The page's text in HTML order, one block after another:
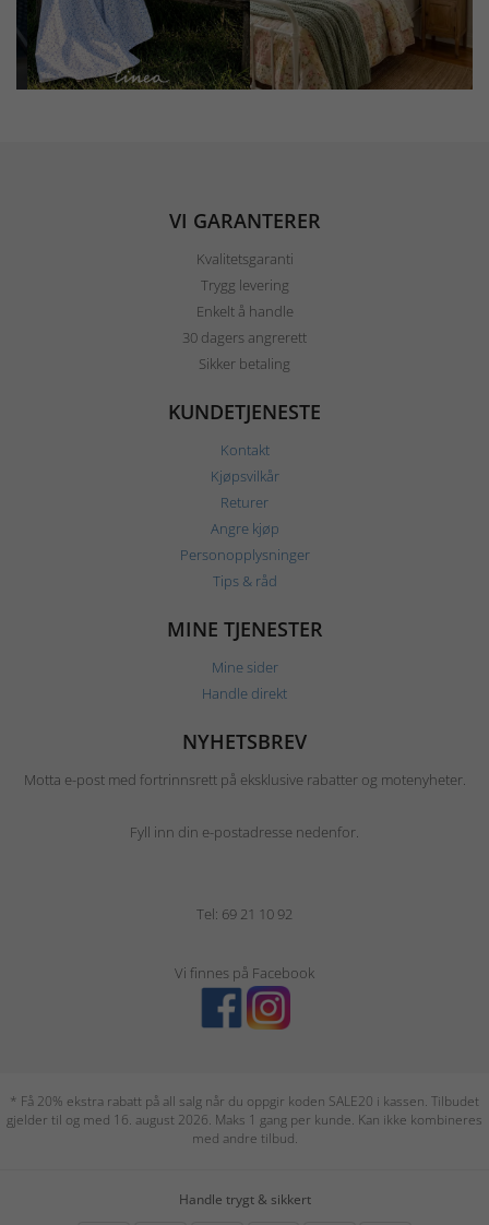
VI GARANTERER
Kvalitetsgaranti
Trygg levering
Enkelt å handle
30 dagers angrerett
Sikker betaling
KUNDETJENESTE
Kontakt
Kjøpsvilkår
Returer
Angre kjøp
Personopplysninger
Tips & råd
MINE TJENESTER
Mine sider
Handle direkt
NYHETSBREV
Motta e-post med fortrinnsrett på eksklusive rabatter og motenyheter.
Fyll inn din e-postadresse nedenfor.
Tel: 69 21 10 92
Vi finnes på Facebook
* Få 20% ekstra rabatt på all salg når du oppgir koden SALE20 i kassen. Tilbudet
gjelder til og med 16. august 2026. Maks 1 gang per kunde. Kan ikke kombineres
med andre tilbud.
Handle trygt & sikkert